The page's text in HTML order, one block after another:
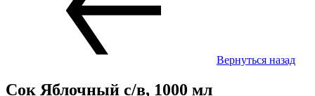
Вернуться назад
Сок Яблочный с/в, 1000 мл